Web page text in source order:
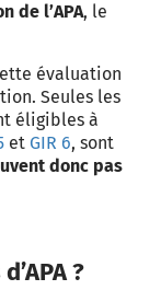
de l’APA, le
évaluation
. Seules les
éligibles à
et GIR 6, sont
donc pas
?